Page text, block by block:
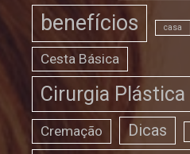
benefícios casa
Cesta Básica
Cirurgia Plástica
Cremação Dicas